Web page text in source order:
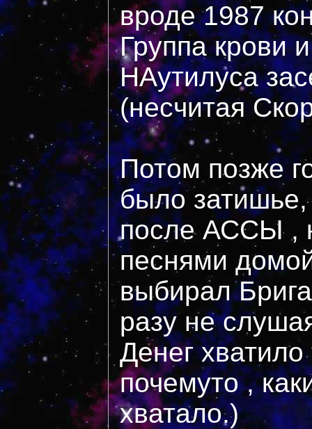
вроде 1987
Группа крови
НАутилуса
(несчитая
Потом позже
было
после АССЫ ,
песнями
выбирал
разу не
Денег
почемуто ,
хватало.)